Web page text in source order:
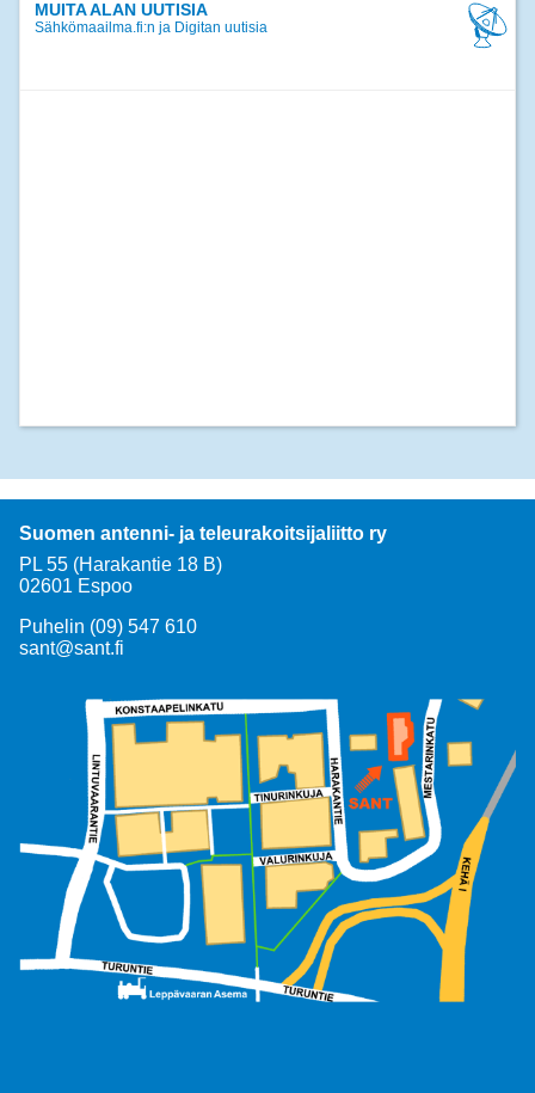
MUITA ALAN UUTISIA
Sähkömaailma.fi:n ja Digitan uutisia
Suomen antenni- ja teleurakoitsijaliitto ry
PL 55 (Harakantie 18 B)
02601 Espoo
Puhelin (09) 547 610
sant@sant.fi